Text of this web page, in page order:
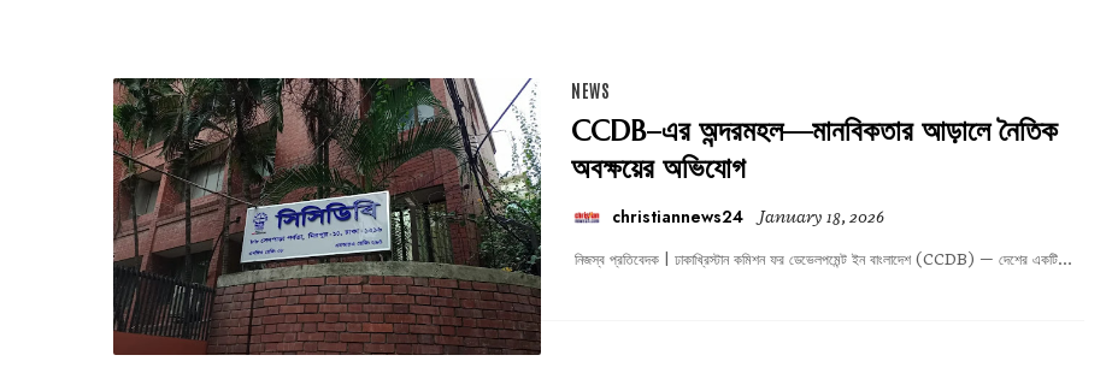
NEWS
CCDB–এর অন্দরমহল—মানবিকতার আড়ালে নৈতিক
অবক্ষয়ের অভিযোগ
christiannews24 January 18, 2026
নিজস্ব প্রতিবেদক | ঢাকাখ্রিস্টান কমিশন ফর ডেভেলপমেন্ট ইন বাংলাদেশ (CCDB) — দেশের একটি...